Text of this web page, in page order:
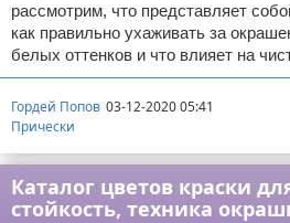
рассмотрим, что представляет
как правильно ухаживать за
белых оттенков и что влияет на
Гордей Попов 03-12-2020 05:41
Прически
Каталог цветов краски
стойкость, техника